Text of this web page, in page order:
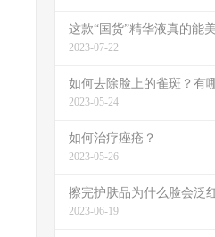
这款“国货”精华液真的能
2023-07-22
如何去除脸上的雀斑？有
2023-05-24
如何治疗痤疮？
2023-05-26
擦完护肤品为什么脸会泛
2023-06-19